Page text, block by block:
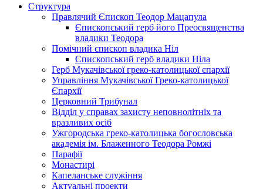
Структура
Правлячий Єпископ Теодор Мацапула
Єпископський герб його Преосвященства
владики Теодора
Помічний єпископ владика Ніл
Єпископський герб владики Ніла
Герб Мукачівської греко-католицької єпархії
Управління Мукачівської Греко-католицької
Єпархії
Церковний Трибунал
Відділ у справах захисту неповнолітніх та
вразливих осіб
Ужгородська греко-католицька богословська
академія ім. Блаженного Теодора Ромжі
Парафії
Монастирі
Капеланське служіння
Актуальні проекти